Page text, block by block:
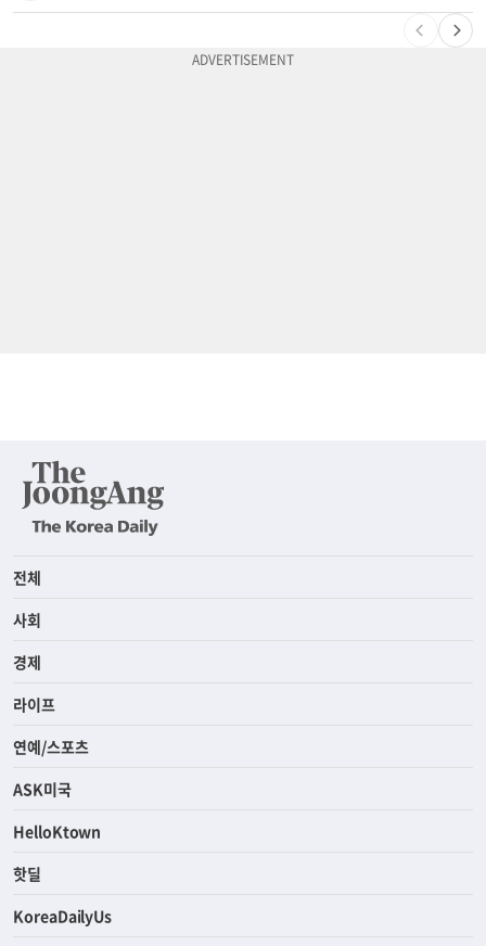
전체
사회
경제
라이프
연예/스포츠
ASK미국
HelloKtown
핫딜
KoreaDailyUs